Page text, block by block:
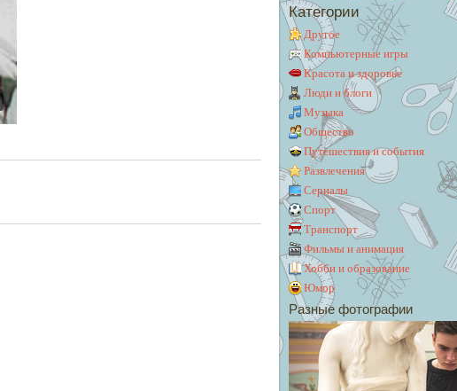
Категории
Другое
Компьютерные игры
Красота и здоровье
Люди и блоги
Музыка
Общество
Путешествия и события
Развлечения
Сериалы
Спорт
Транспорт
Фильмы и анимация
Хобби и образование
Юмор
Разные фотографии